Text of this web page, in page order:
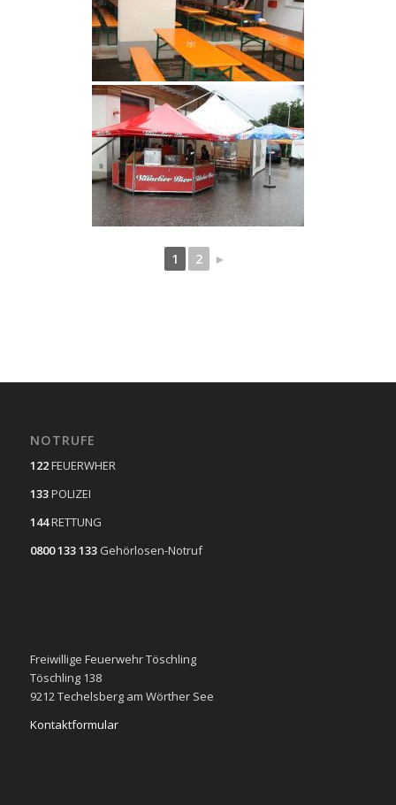
1 2 ►
NOTRUFE
122FEUERWHER
133POLIZEI
144RETTUNG
0800 133 133 Gehörlosen-Notruf
Freiwillige Feuerwehr Töschling
Töschling 138
9212 Techelsberg am Wörther See
Kontaktformular